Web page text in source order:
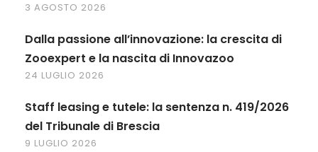
3 AGOSTO 2026
Dalla passione all’innovazione: la crescita di
Zooexpert e la nascita di Innovazoo
24 LUGLIO 2026
Staff leasing e tutele: la sentenza n. 419/2026
del Tribunale di Brescia
9 LUGLIO 2026